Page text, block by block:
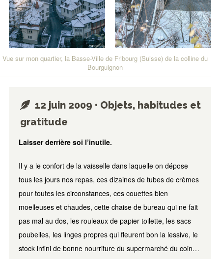
Vue sur mon quartier, la Basse-Ville de Fribourg (Suisse) de la colline du
Bourguignon
12 juin 2009 • Objets, habitudes et
gratitude
Laisser derrière soi l’inutile.
Il y a le confort de la vaisselle dans laquelle on dépose
tous les jours nos repas, ces dizaines de tubes de crèmes
pour toutes les circonstances, ces couettes bien
moelleuses et chaudes, cette chaise de bureau qui ne fait
pas mal au dos, les rouleaux de papier toilette, les sacs
poubelles, les linges propres qui fleurent bon la lessive, le
stock infini de bonne nourriture du supermarché du coin…